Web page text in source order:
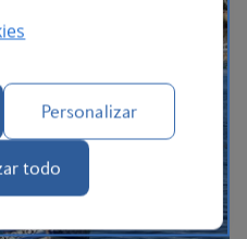
Personalizar
todo